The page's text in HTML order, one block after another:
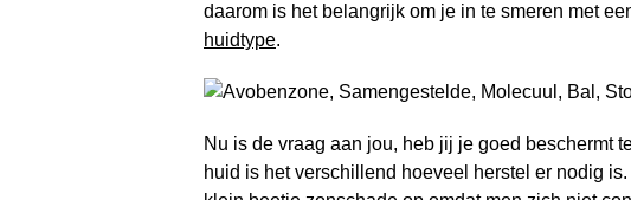
daarom is het belangrijk om je in te smeren met
huidtype.
Nu is de vraag aan jou, heb jij je goed beschermt
huid is het verschillend hoeveel herstel er nodig